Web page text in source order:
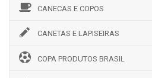
CANECAS E COPOS
CANETAS E LAPISEIRAS
COPA PRODUTOS BRASIL